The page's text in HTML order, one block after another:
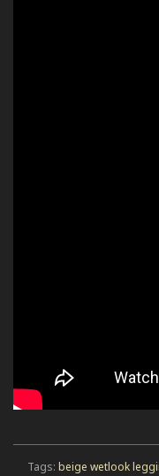
Tags: beige wetlook